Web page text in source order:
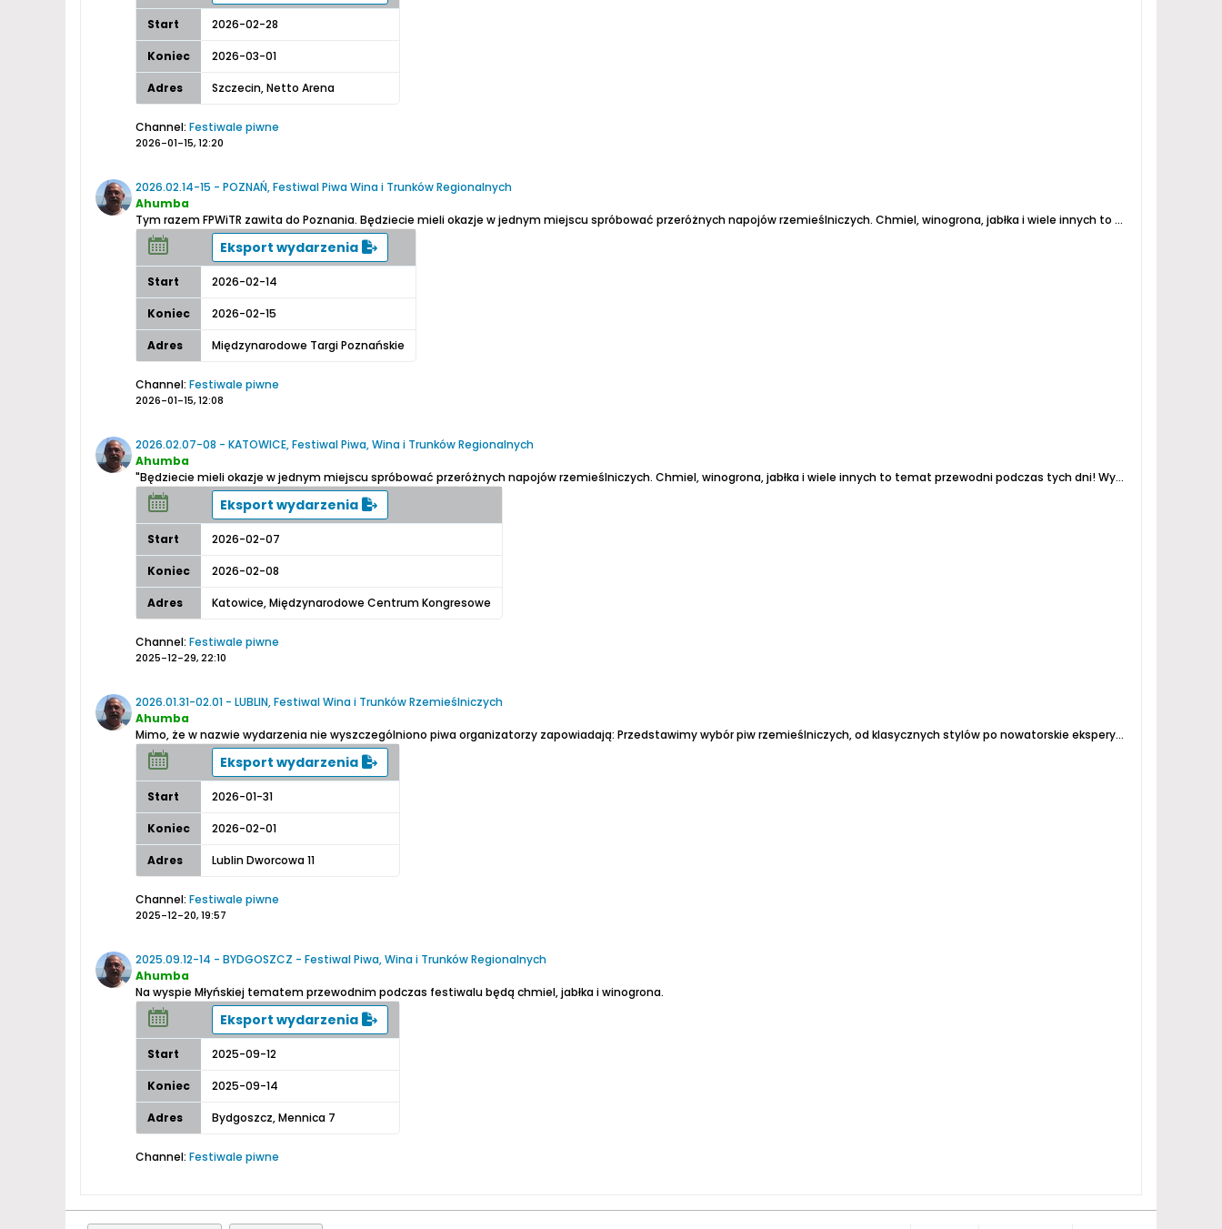
Start 2026-02-28
Koniec 2026-03-01
Adres Szczecin, Netto Arena
Channel: Festiwale piwne
2026-01-15, 12:20
2026.02.14-15 - POZNAŃ, Festiwal Piwa Wina i Trunków Regionalnych
Ahumba
Tym razem FPWiTR zawita do Poznania. Będziecie mieli okazje w jednym miejscu spróbować przeróżnych napojów rzemieślniczych. Chmiel, winogrona, jabłka i wiele innych to temat przewodni podczas tych dni!
Eksport wydarzenia
Start 2026-02-14
Koniec 2026-02-15
Adres Międzynarodowe Targi Poznańskie
Channel: Festiwale piwne
2026-01-15, 12:08
2026.02.07-08 - KATOWICE, Festiwal Piwa, Wina i Trunków Regionalnych
Ahumba
"Będziecie mieli okazje w jednym miejscu spróbować przeróżnych napojów rzemieślniczych. Chmiel, winogrona, jabłka i wiele innych to temat przewodni podczas tych dni!Wystawcy z pasją opowiedzą o tworzeniu swoich wyrobów,
Eksport wydarzenia
Start 2026-02-07
Koniec 2026-02-08
Adres Katowice, Międzynarodowe Centrum Kongresowe
Channel: Festiwale piwne
2025-12-29, 22:10
2026.01.31-02.01 - LUBLIN, Festiwal Wina i Trunków Rzemieślniczych
Ahumba
Mimo, że w nazwie wydarzenia nie wyszczególniono piwa organizatorzy zapowiadają: Przedstawimy wybór piw rzemieślniczych, od klasycznych stylów po nowatorskie eksperymenty smakowe
Eksport wydarzenia
Start 2026-01-31
Koniec 2026-02-01
Adres Lublin Dworcowa 11
Channel: Festiwale piwne
2025-12-20, 19:57
2025.09.12-14 - BYDGOSZCZ - Festiwal Piwa, Wina i Trunków Regionalnych
Ahumba
Na wyspie Młyńskiej tematem przewodnim podczas festiwalu będą chmiel, jabłka i winogrona.
Eksport wydarzenia
Start 2025-09-12
Koniec 2025-09-14
Adres Bydgoszcz, Mennica 7
Channel: Festiwale piwne